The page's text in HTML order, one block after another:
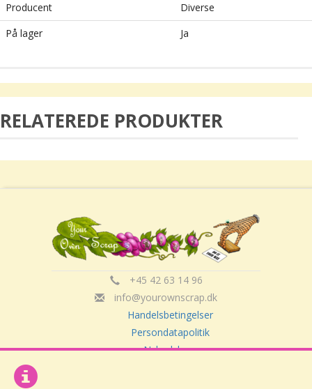
Producent
Diverse
På lager
Ja
RELATEREDE PRODUKTER
+45 42 63 14 96
info@yourownscrap.dk
Handelsbetingelser
Persondatapolitik
Nyhedsbrev